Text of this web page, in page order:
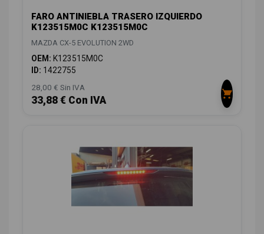
FARO ANTINIEBLA TRASERO IZQUIERDO
K123515M0C K123515M0C
MAZDA CX-5 EVOLUTION 2WD
OEM: K123515M0C
ID: 1422755
28,00 € Sin IVA
33,88 € Con IVA